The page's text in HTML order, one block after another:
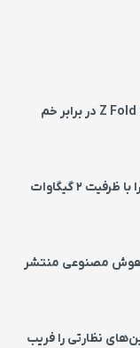
مقاومت شگفت‌انگیز گلکسی Z Fold 8 در برابر خم
چین بزرگ‌ترین مرکز داده جهان را با ظرفیت ۲ گیگاوات
هوش مصنوعی منتشر
نظارتی را فریب